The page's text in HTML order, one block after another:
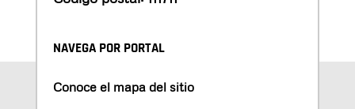
NAVEGA POR PORTAL
Conoce el mapa del sitio